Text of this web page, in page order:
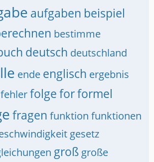
aufgaben beispiel
bestimme
deutsch deutschland
ende englisch ergebnis
fehlerfolgeforformel
fragen funktion funktionen
gesetz
groß große